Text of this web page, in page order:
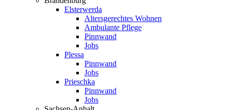
Elsterwerda
Altersgerechtes Wohnen
Ambulante Pflege
Pinnwand
Jobs
Plessa
Pinnwand
Jobs
Prieschka
Pinnwand
Jobs